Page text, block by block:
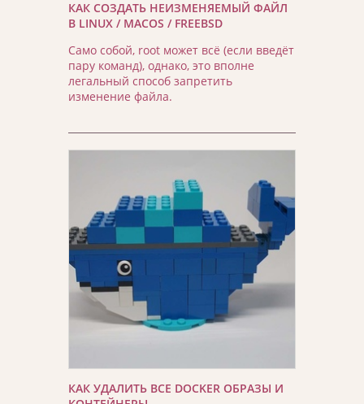
КАК СОЗДАТЬ НЕИЗМЕНЯЕМЫЙ ФАЙЛ
В LINUX / MACOS / FREEBSD
Само собой, root может всё (если введёт
пару команд), однако, это вполне
легальный способ запретить
изменение файла.
КАК УДАЛИТЬ ВСЕ DOCKER ОБРАЗЫ И